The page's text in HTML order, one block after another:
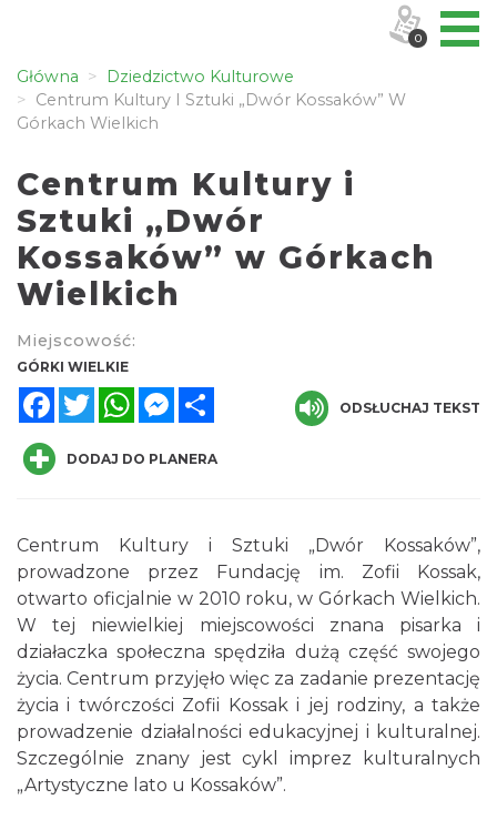
Główna
Dziedzictwo Kulturowe
Centrum Kultury I Sztuki „Dwór Kossaków” W
Górkach Wielkich
Centrum Kultury i
Sztuki „Dwór
Kossaków” w Górkach
Wielkich
Miejscowość:
GÓRKI WIELKIE
FacebookTwitterWhatsAppMessenger
ODSŁUCHAJ TEKST
DODAJ DO PLANERA
Centrum Kultury i Sztuki „Dwór Kossaków”,
prowadzone przez Fundację im. Zofii Kossak,
otwarto oficjalnie w 2010 roku, w Górkach Wielkich.
W tej niewielkiej miejscowości znana pisarka i
działaczka społeczna spędziła dużą część swojego
życia. Centrum przyjęło więc za zadanie prezentację
życia i twórczości Zofii Kossak i jej rodziny, a także
prowadzenie działalności edukacyjnej i kulturalnej.
Szczególnie znany jest cykl imprez kulturalnych
„Artystyczne lato u Kossaków”.
0